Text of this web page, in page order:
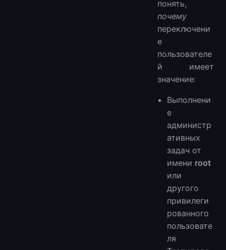
понять,
почему
переключени
е
пользователе
й имеет
значение:
Выполнени
е
администр
ативных
задач от
имени root
или
другого
привилеги
рованного
пользовате
ля